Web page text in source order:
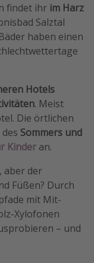
findet ihr im Harz
Salztal
haben einen
Hotels
. Meist
Die örtlichen
Sommers und
Kinder an.
aber der
Füßen? Durch
mit Mit-
Xylofonen
– und